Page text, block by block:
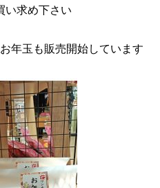
い求め下さい
年玉も販売開始しています